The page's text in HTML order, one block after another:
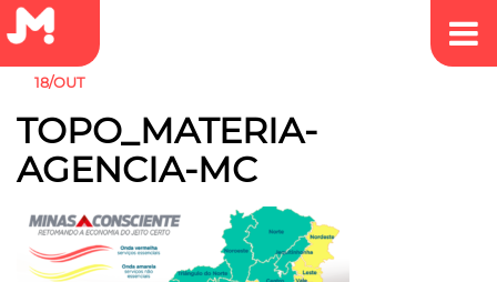
18/OUT
TOPO_MATERIA-
AGENCIA-MC